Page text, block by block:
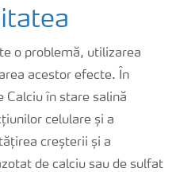
o problemă, utilizarea
acestor efecte. În
Calciu în stare salină
celulare și a
creșterii și a
de calciu sau de sulfat